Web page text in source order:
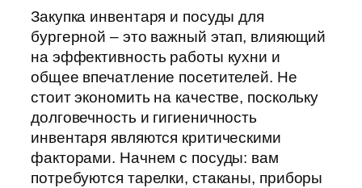
Закупка инвентаря и посуды для
бургерной – это важный этап, влияющий
на эффективность работы кухни и
общее впечатление посетителей. Не
стоит экономить на качестве, поскольку
долговечность и гигиеничность
инвентаря являются критическими
факторами. Начнем с посуды: вам
потребуются тарелки, стаканы, приборы